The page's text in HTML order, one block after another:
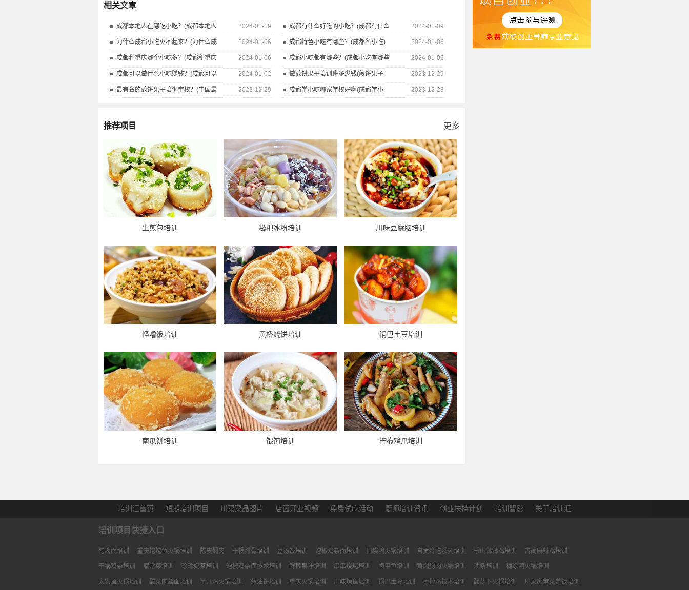
相关文章
2024-01-19
成都本地人在哪吃小吃？(成都本地人 2024-01-09
成都有什么好吃的小吃？(成都有什么
2024-01-06
为什么成都小吃火不起来？(为什么成 2024-01-06
成都特色小吃有哪些？(成都名小吃)
2024-01-06
成都和重庆哪个小吃多？(成都和重庆 2024-01-06
成都小吃都有哪些？(成都小吃有哪些
2024-01-02
成都可以做什么小吃赚钱？(成都可以 2023-12-29
做煎饼果子培训班多少钱(煎饼果子
2023-12-29
最有名的煎饼果子培训学校？(中国最 2023-12-28
成都学小吃哪家学校好啊(成都学小
更多
推荐项目
生煎包培训 糍粑冰粉培训 川味豆腐脑培训
怪噜饭培训 黄桥烧饼培训 锅巴土豆培训
南瓜饼培训 馄饨培训 柠檬鸡爪培训
培训汇首页 短期培训项目 川菜菜品图片 店面开业视频 免费试吃活动 厨师培训资讯 创业扶持计划 培训留影 关于培训汇
培训项目快捷入口
勾魂面培训 重庆坨坨鱼火锅培训 陈皮焖肉 干锅排骨培训 豆汤饭培训 泡椒鸡杂面培训 口袋鸭火锅培训 自贡冷吃系列培训 乐山钵钵鸡培训 古蔺麻辣鸡培训
干锅鸡杂培训 家常菜培训 珍珠奶茶培训 泡椒鸡杂面技术培训 鲜榨果汁培训 串串烧烤培训 卤甲鱼培训 黄焖狗肉火锅培训 油条培训 糊涂鸭火锅培训
太安鱼火锅培训 酸菜肉丝面培训 芋儿鸡火锅培训 葱油饼培训 重庆火锅培训 川味烤鱼培训 锅巴土豆培训 棒棒鸡技术培训 酸萝卜火锅培训 川菜家常菜盖饭培训